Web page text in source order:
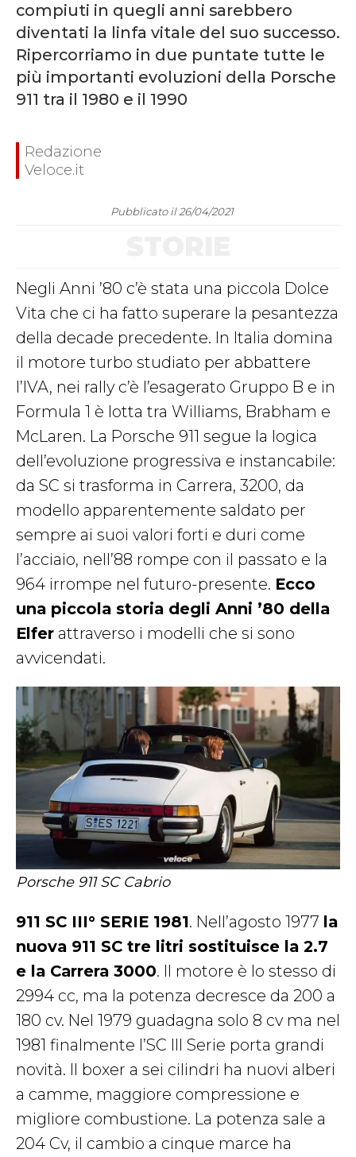
compiuti in quegli anni sarebbero
diventati la linfa vitale del suo successo.
Ripercorriamo in due puntate tutte le
più importanti evoluzioni della Porsche
911 tra il 1980 e il 1990
Redazione
Veloce.it
Pubblicato il 26/04/2021
Negli Anni ’80 c’è stata una piccola Dolce
Vita che ci ha fatto superare la pesantezza
della decade precedente. In Italia domina
il motore turbo studiato per abbattere
l’IVA, nei rally c’è l’esagerato Gruppo B e in
Formula 1 è lotta tra Williams, Brabham e
McLaren. La Porsche 911 segue la logica
dell’evoluzione progressiva e instancabile:
da SC si trasforma in Carrera, 3200, da
modello apparentemente saldato per
sempre ai suoi valori forti e duri come
l’acciaio, nell’88 rompe con il passato e la
964 irrompe nel futuro-presente. Ecco
una piccola storia degli Anni ’80 della
Elfer attraverso i modelli che si sono
avvicendati.
Porsche 911 SC Cabrio
911 SC III° SERIE 1981. Nell’agosto 1977 la
nuova 911 SC tre litri sostituisce la 2.7
e la Carrera 3000. Il motore è lo stesso di
2994 cc, ma la potenza decresce da 200 a
180 cv. Nel 1979 guadagna solo 8 cv ma nel
1981 finalmente l’SC III Serie porta grandi
novità. Il boxer a sei cilindri ha nuovi alberi
a camme, maggiore compressione e
migliore combustione. La potenza sale a
204 Cv, il cambio a cinque marce ha